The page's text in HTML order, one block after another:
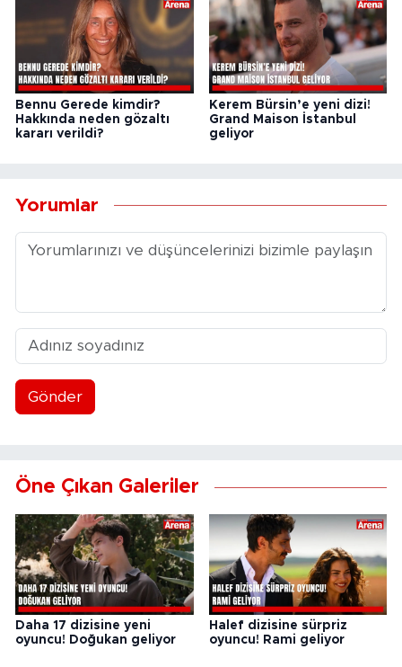
Bennu Gerede kimdir?
Hakkında neden gözaltı
kararı verildi?
Kerem Bürsin’e yeni dizi!
Grand Maison İstanbul
geliyor
Yorumlar
Gönder
Öne Çıkan Galeriler
Daha 17 dizisine yeni
oyuncu! Doğukan geliyor
Halef dizisine sürpriz
oyuncu! Rami geliyor